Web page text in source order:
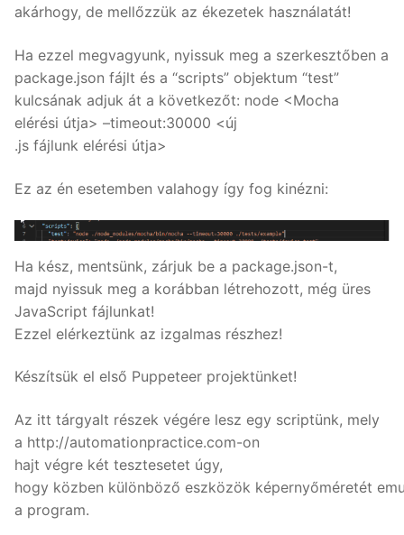
akárhogy, de mellőzzük az ékezetek használatát!
Ha ezzel megvagyunk, nyissuk meg a szerkesztőben a
package.json fájlt és a “scripts” objektum “test”
kulcsának adjuk át a következőt: node <Mocha
elérési útja> –timeout:30000 <új
.js fájlunk elérési útja>
Ez az én esetemben valahogy így fog kinézni:
Ha kész, mentsünk, zárjuk be a package.json-t,
majd nyissuk meg a korábban létrehozott, még üres
JavaScript fájlunkat!
Ezzel elérkeztünk az izgalmas részhez!
Készítsük el első Puppeteer projektünket!
Az itt tárgyalt részek végére lesz egy scriptünk, mely
a http://automationpractice.com-on
hajt végre két tesztesetet úgy,
hogy közben különböző eszközök képernyőméretét
a program.